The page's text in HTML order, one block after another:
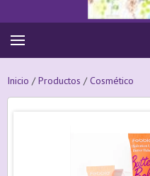
Inicio /Productos /Cosmético